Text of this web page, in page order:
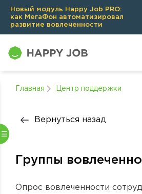
Новый модуль Happy Job PRO:
как МегаФон автоматизировал
развитие вовлеченности
Главная Центр поддержки
Вернуться назад
Группы
Опрос вовлеченности